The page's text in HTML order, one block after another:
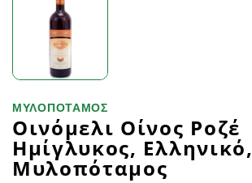
ΜΥΛΟΠΟΤΑΜΟΣ
Οινόμελι Οίνος Ροζέ
Ημίγλυκος, Ελληνικό,
Μυλοπόταμος